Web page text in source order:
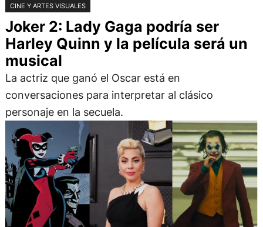
CINE Y ARTES VISUALES
Joker 2: Lady Gaga podría ser
Harley Quinn y la película será un
musical
La actriz que ganó el Oscar está en
conversaciones para interpretar al clásico
personaje en la secuela.